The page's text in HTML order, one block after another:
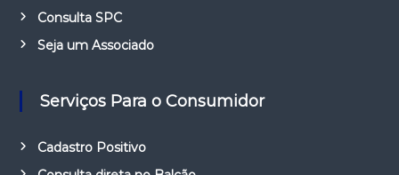
Consulta SPC
Seja um Associado
Serviços Para o Consumidor
Cadastro Positivo